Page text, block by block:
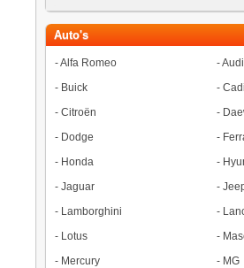
Auto's
-Alfa Romeo -Audi
- Buick -
- Citroën -
- Dodge -
- Honda -
- Jaguar -
- Lamborghini -
- Lotus -
- Mercury - MG